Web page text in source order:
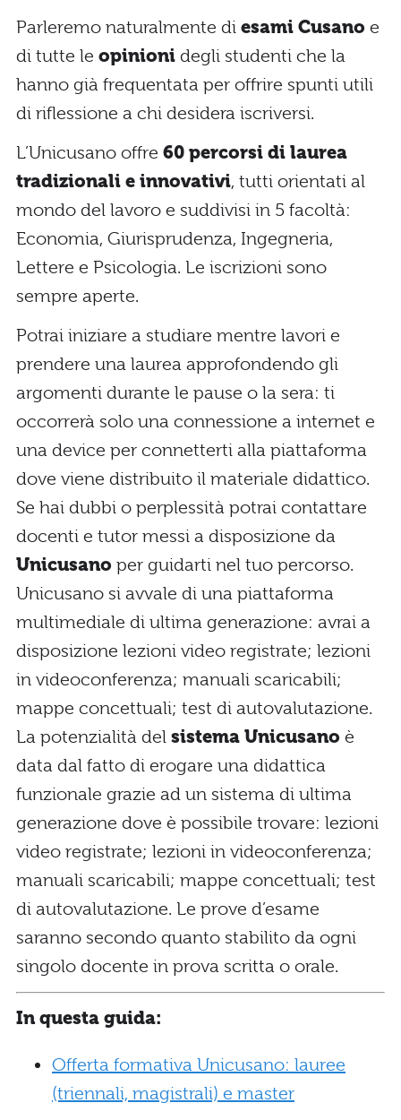
Parleremo naturalmente di esami Cusano e
di tutte le opinioni degli studenti che la
hanno già frequentata per offrire spunti utili
di riflessione a chi desidera iscriversi.
L’Unicusano offre 60 percorsi di laurea
tradizionali e innovativi, tutti orientati al
mondo del lavoro e suddivisi in 5 facoltà:
Economia, Giurisprudenza, Ingegneria,
Lettere e Psicologia. Le iscrizioni sono
sempre aperte.
Potrai iniziare a studiare mentre lavori e
prendere una laurea approfondendo gli
argomenti durante le pause o la sera: ti
occorrerà solo una connessione a internet e
una device per connetterti alla piattaforma
dove viene distribuito il materiale didattico.
Se hai dubbi o perplessità potrai contattare
docenti e tutor messi a disposizione da
Unicusano per guidarti nel tuo percorso.
Unicusano si avvale di una piattaforma
multimediale di ultima generazione: avrai a
disposizione lezioni video registrate; lezioni
in videoconferenza; manuali scaricabili;
mappe concettuali; test di autovalutazione.
La potenzialità del sistema Unicusano è
data dal fatto di erogare una didattica
funzionale grazie ad un sistema di ultima
generazione dove è possibile trovare: lezioni
video registrate; lezioni in videoconferenza;
manuali scaricabili; mappe concettuali; test
di autovalutazione. Le prove d’esame
saranno secondo quanto stabilito da ogni
singolo docente in prova scritta o orale.
In questa guida:
Offerta formativa Unicusano: lauree
(triennali, magistrali) e master